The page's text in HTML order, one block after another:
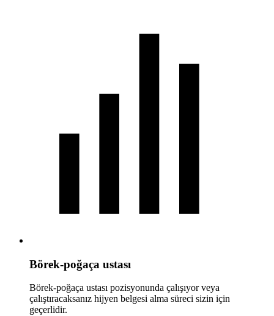
Börek-poğaça ustası
Börek-poğaça ustası pozisyonunda çalışıyor veya
çalıştıracaksanız hijyen belgesi alma süreci sizin için
geçerlidir.